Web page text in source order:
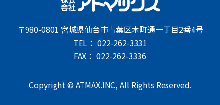
〒980-0801 宮城県仙台市青葉区木町通一丁目2番4号
TEL： 022-262-3331
FAX： 022-262-3336
Copyright © ATMAX.INC, All Rights Reserved.